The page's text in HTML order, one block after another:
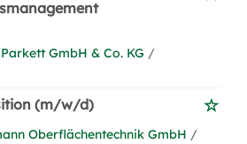
GmbH & Co. KG /
(m/w/d)
Oberflächentechnik GmbH /